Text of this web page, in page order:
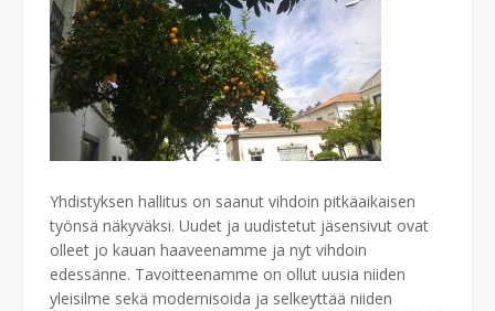
Yhdistyksen hallitus on saanut vihdoin pitkäaikaisen
työnsä näkyväksi. Uudet ja uudistetut jäsensivut ovat
olleet jo kauan haaveenamme ja nyt vihdoin
edessänne. Tavoitteenamme on ollut uusia niiden
yleisilme sekä modernisoida ja selkeyttää niiden